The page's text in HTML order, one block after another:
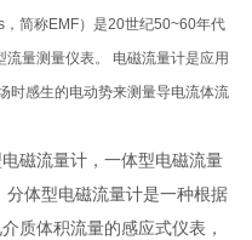
简称EMF）是20世纪50~60年代
量测量仪表。 电磁流量计是应用
时感生的电动势来测量导电流体流
磁流量计，一体型电磁流量
分体型电磁流量计是一种根据
质体积流量的感应式仪表，